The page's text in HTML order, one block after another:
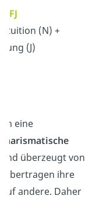
(N) +
(J)
eine
charismatische
überzeugt von
übertragen ihre
andere. Daher